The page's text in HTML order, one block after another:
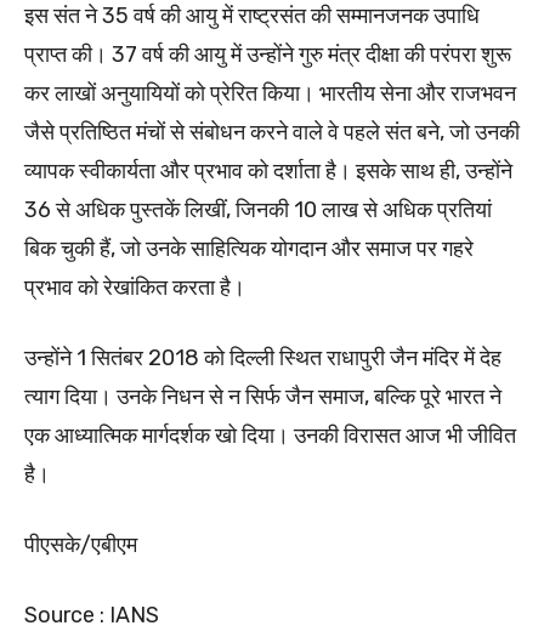
इस संत ने 35 वर्ष की आयु में राष्ट्रसंत की सम्मानजनक उपाधि
प्राप्त की। 37 वर्ष की आयु में उन्होंने गुरु मंत्र दीक्षा की परंपरा शुरू
कर लाखों अनुयायियों को प्रेरित किया। भारतीय सेना और राजभवन
जैसे प्रतिष्ठित मंचों से संबोधन करने वाले वे पहले संत बने, जो उनकी
व्यापक स्वीकार्यता और प्रभाव को दर्शाता है। इसके साथ ही, उन्होंने
36 से अधिक पुस्तकें लिखीं, जिनकी 10 लाख से अधिक प्रतियां
बिक चुकी हैं, जो उनके साहित्यिक योगदान और समाज पर गहरे
प्रभाव को रेखांकित करता है।
उन्होंने 1 सितंबर 2018 को दिल्ली स्थित राधापुरी जैन मंदिर में देह
त्याग दिया। उनके निधन से न सिर्फ जैन समाज, बल्कि पूरे भारत ने
एक आध्यात्मिक मार्गदर्शक खो दिया। उनकी विरासत आज भी जीवित
है।
पीएसके/एबीएम
Source : IANS